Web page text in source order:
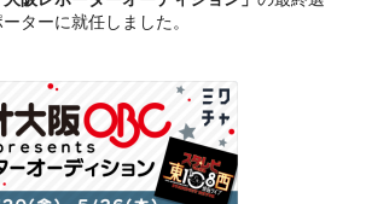
ターに就任しました。